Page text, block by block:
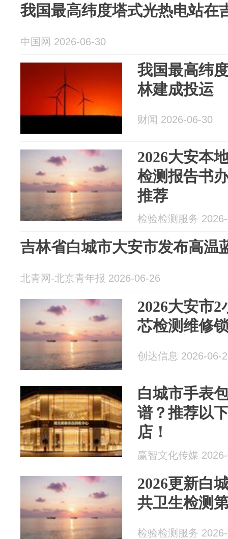
我国最高纬度塔式光热电站在
中国网 2026-06-30
我国最高纬
林建成投运
财闻 2026-06-30
2026大安本
检测报告书
推荐
检验检测服务
吉林省白城市大安市发布高温
北青网-北京青年报 2026-06-26
2026大安市
芯检测维修
创达信息 2026-06-
白城市手表
谱？推荐以
店！
赢智文化传媒
2026更新白
共卫生检测
检验检测服务